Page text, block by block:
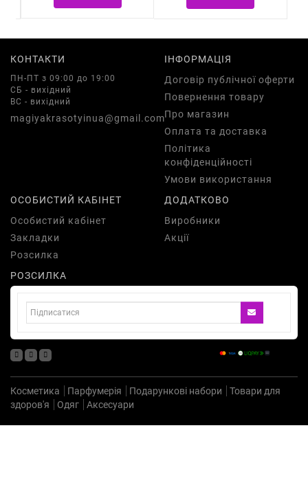
КОНТАКТИ
ПН-ПТ з 09:00 до 19:00
СБ - вихідний
ВС - вихідний
magiyakrasotyinua@gmail.com
ІНФОРМАЦІЯ
Договір публічної оферти
Повернення товару
Про магазин
Оплата та доставка
Політика
конфіденційності
Умови використання
ОСОБИСТИЙ КАБІНЕТ
Особистий кабінет
Закладки
Розсилка
ДОДАТКОВО
Виробники
Акції
РОЗСИЛКА
Косметика Парфумерія Подарункові набори
Товари для
здоров'я
Одяг Аксесуари